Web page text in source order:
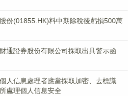
股份(01855.HK)料中期除稅後虧損500萬
通證券股份有限公司採取出具警示函
人信息處理者應當採取加密、去標識
處理個人信息安全